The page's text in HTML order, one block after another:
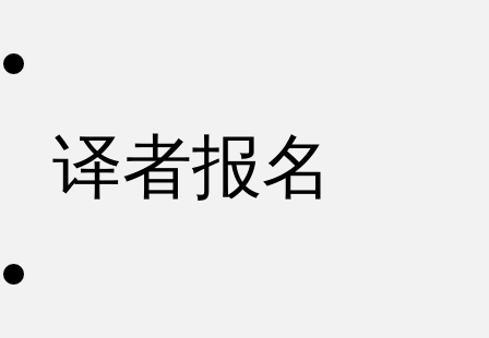
译者报名